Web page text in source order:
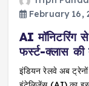
February 16,
AI मॉनिटरिंग
फर्स्ट-क्लास की
इंडियन रेलवे अब